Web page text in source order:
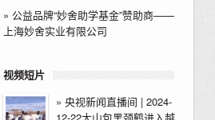
» 公益品牌“妙舍助学基金”赞助商——
上海妙舍实业有限公司
视频短片
» 央视新闻直播间 | 2024-